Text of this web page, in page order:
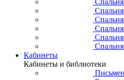
Спальня
Кабинеты
Кабинеты и библиотеки